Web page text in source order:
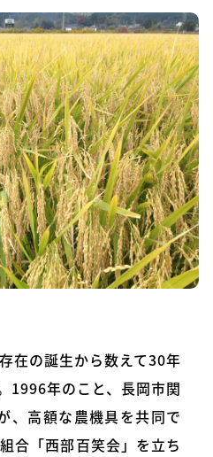
在の誕生から数えて30年
1996年のこと、長岡市関
、高額な農機具を共同で
合「西部百笑会」を立ち